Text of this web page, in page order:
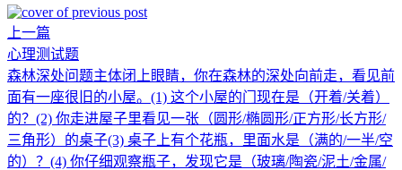
上一篇
心理测试题
森林深处问题主体闭上眼睛，你在森林的深处向前走，看见前
面有一座很旧的小屋。(1) 这个小屋的门现在是（开着/关着）
的？(2) 你走进屋子里看见一张（圆形/椭圆形/正方形/长方形/
三角形）的桌子(3) 桌子上有个花瓶，里面水是（满的/一半/空
的）？(4) 你仔细观察瓶子，发现它是（玻璃/陶瓷/泥土/金属/